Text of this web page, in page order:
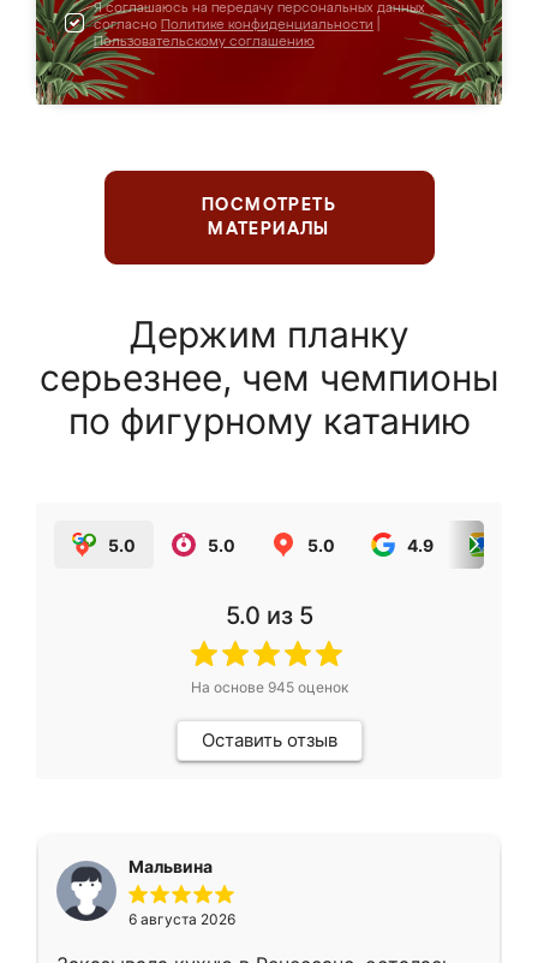
Я соглашаюсь на передачу персональных данных
согласно Политике конфиденциальности
Пользовательскому соглашению
ПОСМОТРЕТЬ
МАТЕРИАЛЫ
Держим планку
серьезнее, чем чемпионы
по фигурному катанию
5.0 5.0 5.0 4.9
5.0 из 5
На основе 945оценок
Оставить отзыв
Мальвина
6 августа 2026